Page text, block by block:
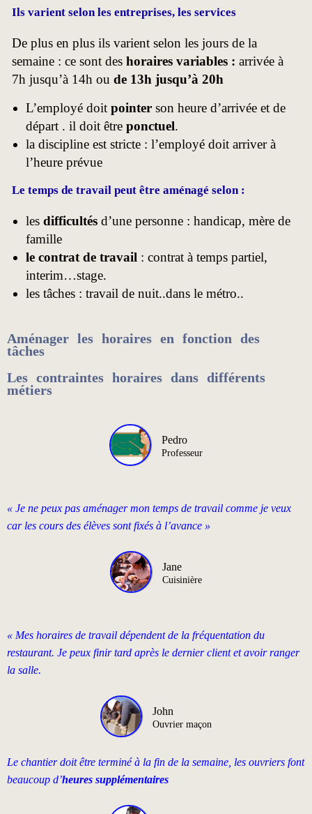
Ils varient selon les entreprises, les services
De plus en plus ils varient selon les jours de la
semaine : ce sont des horaires variables : arrivée à
7h jusqu’à 14h ou de 13h jusqu’à 20h
L’employé doit pointer son heure d’arrivée et de
départ . il doit être ponctuel.
la discipline est stricte : l’employé doit arriver à
l’heure prévue
Le temps de travail peut être aménagé selon :
les difficultés d’une personne : handicap, mère de
famille
le contrat de travail : contrat à temps partiel,
interim…stage.
les tâches : travail de nuit..dans le métro..
Aménager les horaires en fonction des
tâches ​
Les contraintes horaires dans différents
métiers
Pedro
Professeur
« Je ne peux pas aménager mon temps de travail comme je veux
car les cours des élèves sont fixés à l’avance »
Jane
Cuisinière
« Mes horaires de travail dépendent de la fréquentation du
restaurant. Je peux finir tard après le dernier client et avoir ranger
la salle.
John
Ouvrier maçon
Le chantier doit être terminé à la fin de la semaine, les ouvriers font
beaucoup d’heures supplémentaires